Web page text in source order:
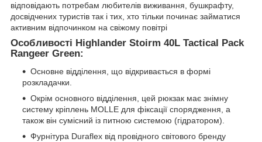
відповідають потребам любителів виживання, бушкрафту,
досвідчених туристів так і тих, хто тільки починає займатися
активним відпочинком на свіжому повітрі
Особливості Highlander Stoirm 40L Tactical Pack
Rangeer Green:
Основне відділення, що відкривається в формі
розкладачки.
Окрім основного відділення, цей рюкзак має знімну
систему кріплень MOLLE для фіксації спорядження, а
також він сумісний із питною системою (гідратором).
Фурнітура Duraflex від провідного світового бренду